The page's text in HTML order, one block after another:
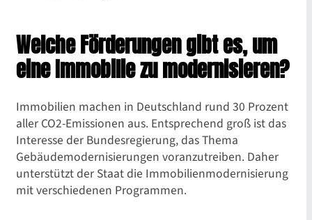
Welche Förderungen gibt es, um
eine Immobilie zu modernisieren?
Immobilien machen in Deutschland rund 30 Prozent
aller CO2-Emissionen aus. Entsprechend groß ist das
Interesse der Bundesregierung, das Thema
Gebäudemodernisierungen voranzutreiben. Daher
unterstützt der Staat die Immobilienmodernisierung
mit verschiedenen Programmen.